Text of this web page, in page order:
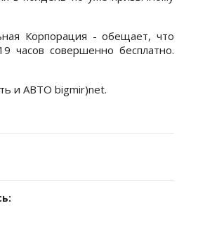
Корпорация - обещает, что
часов совершенно бесплатно.
и АВТО bigmir)net.